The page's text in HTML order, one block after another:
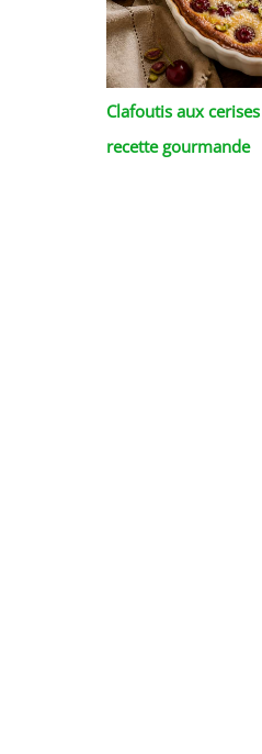
Clafoutis aux
recette gourmande